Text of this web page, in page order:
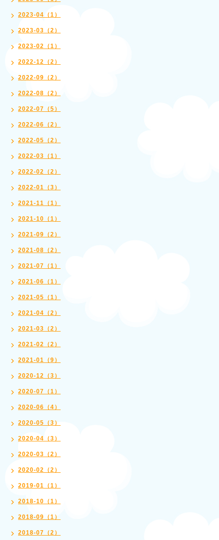
2023-04（1）
2023-03（2）
2023-02（1）
2022-12（2）
2022-09（2）
2022-08（2）
2022-07（5）
2022-06（2）
2022-05（2）
2022-03（1）
2022-02（2）
2022-01（3）
2021-11（1）
2021-10（1）
2021-09（2）
2021-08（2）
2021-07（1）
2021-06（1）
2021-05（1）
2021-04（2）
2021-03（2）
2021-02（2）
2021-01（9）
2020-12（3）
2020-07（1）
2020-06（4）
2020-05（3）
2020-04（3）
2020-03（2）
2020-02（2）
2019-01（1）
2018-10（1）
2018-09（1）
2018-07（2）